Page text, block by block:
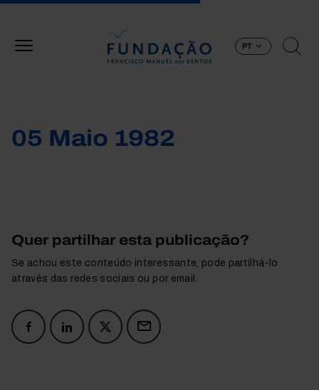
PT
05 Maio 1982
Quer partilhar esta publicação?
Se achou este conteúdo interessante, pode partilhá-lo
através das redes sociais ou por email.